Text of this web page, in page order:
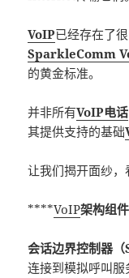
VoIP已经存在了
SparkleComm
的黄金标准。
并非所有VoIP电话
其提供支持的基础
让我们揭开面纱，
****VoIP架构组件
会话边界控制器（
连接到模拟呼叫